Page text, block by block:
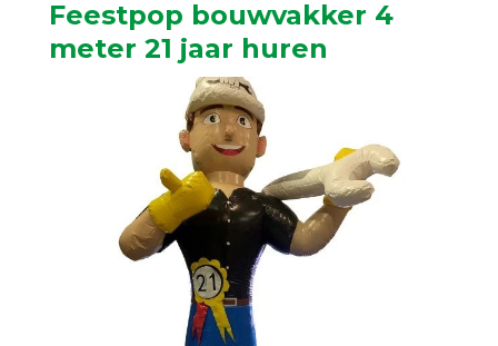
Feestpop bouwvakker 4
meter 21 jaar huren